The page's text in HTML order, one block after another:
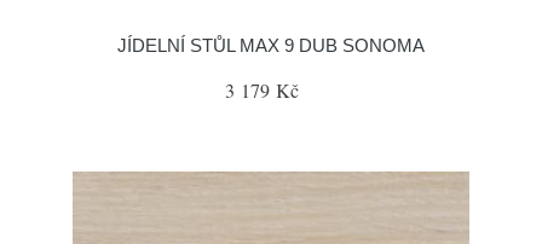
JÍDELNÍ STŮL MAX 9 DUB SONOMA
3 179 Kč